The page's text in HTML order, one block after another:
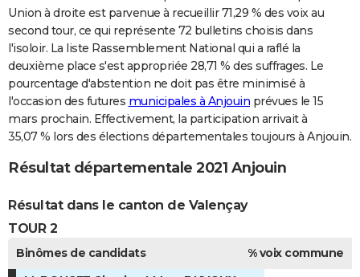
FORUM
Bricolage
Lifestyle
Culture
Sport
Auto
Television
Voyage
Cinema
Union à droite est parvenue à recueillir 71,29 % des voix au
second tour, ce qui représente 72 bulletins choisis dans
l'isoloir. La liste Rassemblement National qui a raflé la
deuxième place s'est appropriée 28,71 % des suffrages. Le
pourcentage d'abstention ne doit pas être minimisé à
l'occasion des futures municipales à Anjouin prévues le 15
mars prochain. Effectivement, la participation arrivait à
35,07 % lors des élections départementales toujours à Anjouin.
Résultat départementale 2021 Anjouin
Résultat dans le canton de Valençay
TOUR 2
Binômes de candidats
% voix commune